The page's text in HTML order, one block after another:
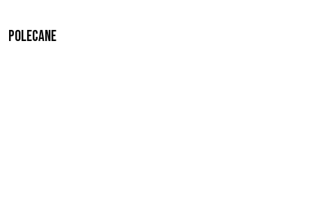
Polecane